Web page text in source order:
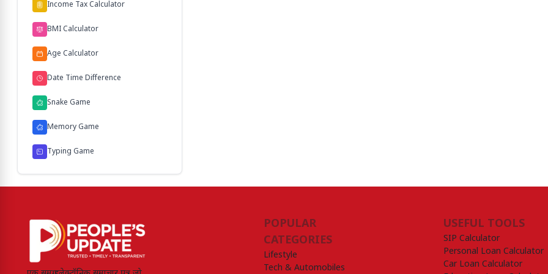
Income Tax Calculator
BMI Calculator
Age Calculator
Date Time Difference
Snake Game
Memory Game
Typing Game
POPULAR
CATEGORIES
Lifestyle
Tech & Automobiles
USEFUL TOOLS
SIP Calculator
Personal Loan Calculator
Car Loan Calculator